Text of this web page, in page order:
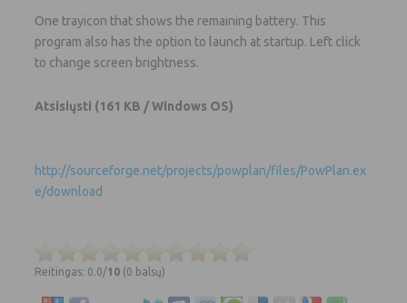
One trayicon that shows the remaining battery. This
program also has the option to launch at startup. Left click
to change screen brightness.
Atsisiųsti (161 KB / Windows OS)
http://sourceforge.net/projects/powplan/files/PowPlan.ex
e/download
Reitingas: 0.0/10 (0 balsų)